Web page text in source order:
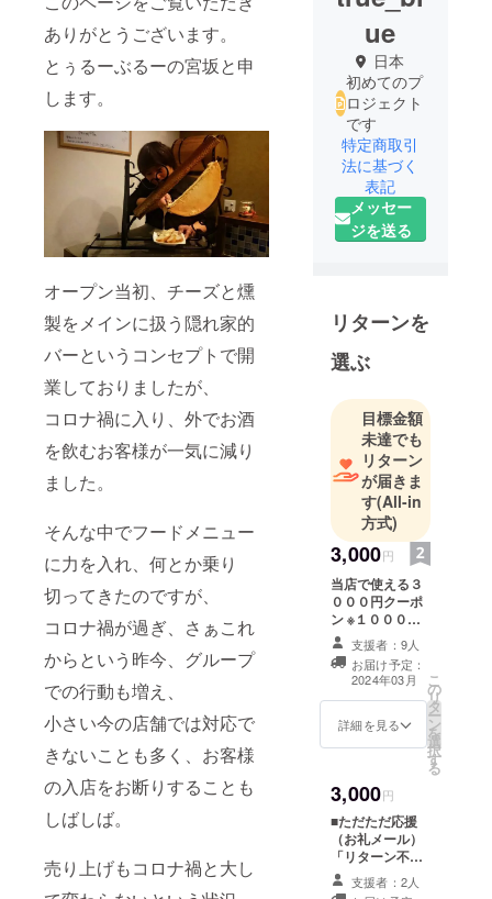
ありがとうございます。
とぅるーぶるーの宮坂と申
します。
オープン当初、チーズと燻
製をメインに扱う隠れ家的
バーというコンセプトで開
業しておりましたが、
コロナ禍に入り、外でお酒
を飲むお客様が一気に減り
ました。
そんな中でフードメニュー
に力を入れ、何とか乗り
切ってきたのですが、
コロナ禍が過ぎ、さぁこれ
からという昨今、グループ
での行動も増え、
小さい今の店舗では対応で
きないことも多く、お客様
の入店をお断りすることも
しばしば。
売り上げもコロナ禍と大し
ue
日本
初めてのプ
ロジェクト
です
特定商取引
法に基づく
表記
メッセー
ジを送る
リターンを
選ぶ
目標金額
未達でも
リターン
が届きま
す(All-in
方式)
3,000円
当店で使える３
０００円クーポ
ン ※１０００円×
３枚送らせてい
ただきます。 ※
発行日より１年
間有効 ※おつり
は出ませんので
ご了承ください
支援者：9人
お届け予定：
2024年03月
詳細を見る
こ
の
リ
タ
ー
ン
を
選
択
す
る
3,000円
■ただただ応援
（お礼メール）
「リターン不
要、ただ支
援！」という方
支援者：2人